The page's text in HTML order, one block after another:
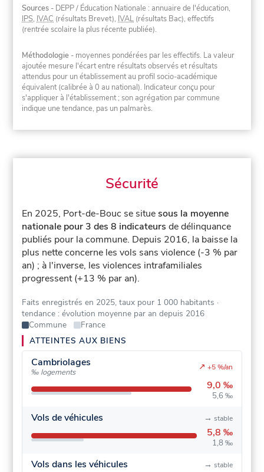
Sources - DEPP / Éducation Nationale : annuaire de l'éducation,
IPS, IVAC (résultats Brevet), IVAL (résultats Bac), effectifs
(rentrée scolaire la plus récente publiée).
Méthodologie - moyennes pondérées par les effectifs. La valeur
ajoutée mesure l'écart entre résultats observés et résultats
attendus pour un établissement au profil socio-académique
équivalent (calibrée à 0 au national). Indicateur conçu pour
s'appliquer à l'établissement ; son agrégation par commune
indique une tendance, pas un palmarès.
Sécurité
En 2025, Port-de-Bouc se situesous la moyenne
nationale pour 3 des 8 indicateurs de délinquance
publiés pour la commune. Depuis 2016, la baisse la
plus nette concerne les vols sans violence (-3 % par
an) ; à l'inverse, les violences intrafamiliales
progressent (+13 % par an).
Faits enregistrés en 2025, taux pour 1 000 habitants ·
tendance : évolution moyenne par an depuis 2016
Commune
France
ATTEINTES AUX BIENS
Cambriolages
‰ logements
9,0 ‰
5,6 ‰
↗ +5 %/an
Vols de véhicules
5,8 ‰
1,8 ‰
→ stable
Vols dans les véhicules
→ stable